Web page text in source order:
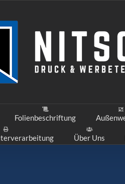
Folienbeschriftung
Über Uns